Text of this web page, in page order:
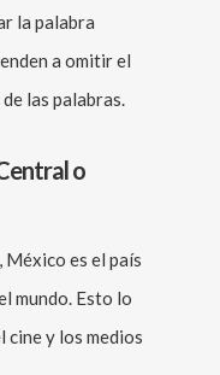
la palabra
a omitir el
las palabras.
o
es el país
mundo. Esto lo
cine y los medios